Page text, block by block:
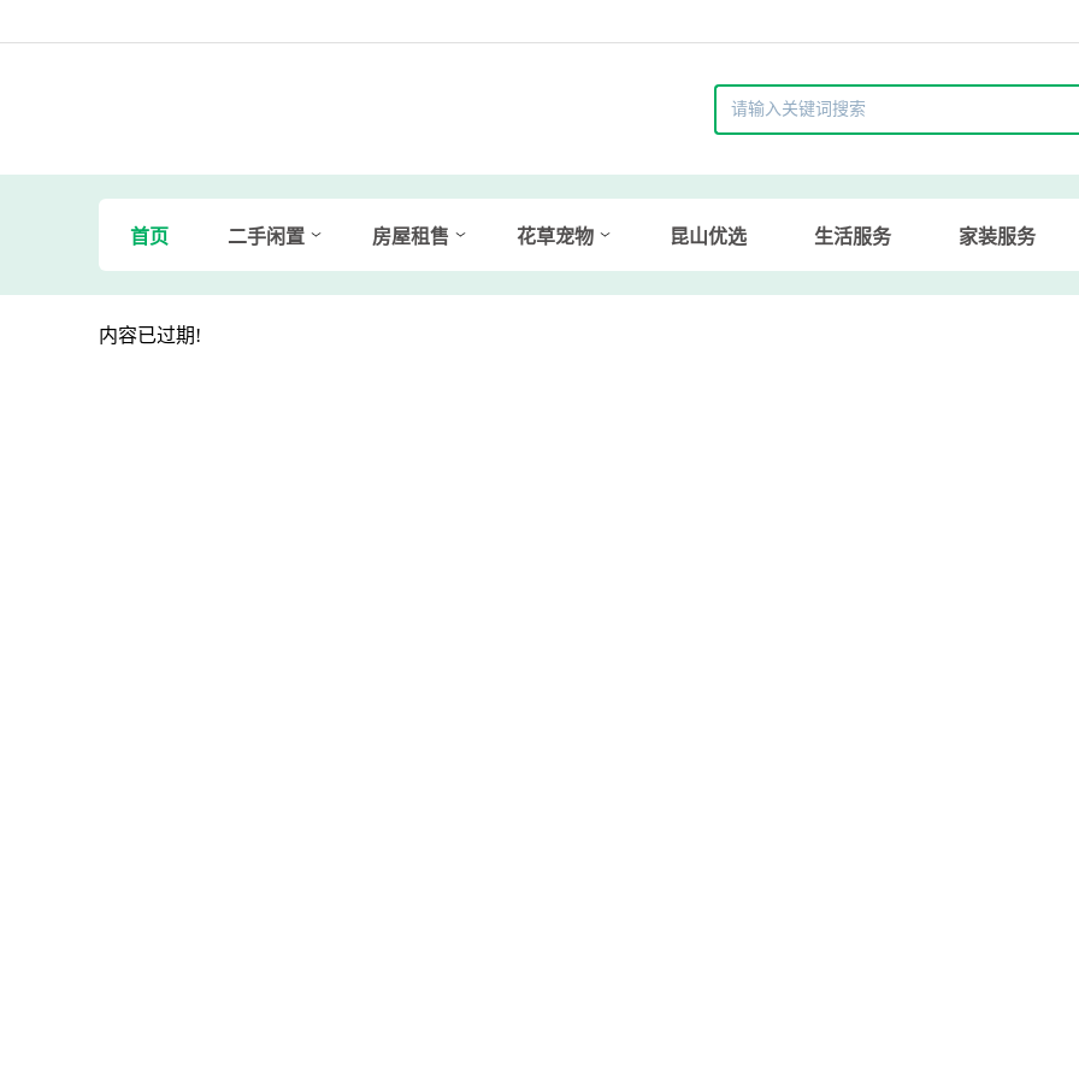
首页 二手闲置 房屋租售 花草宠物 昆山优选 生活服务 家装服务
内容已过期!